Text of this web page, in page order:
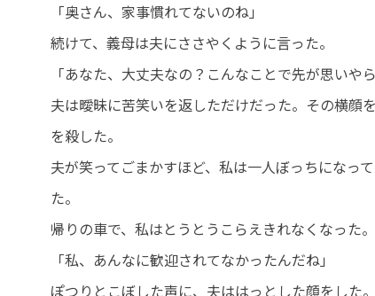
「奥さん、家事慣れてないのね」
続けて、義母は夫にささやくように言った。
「あなた、大丈夫なの？こんなことで先が思いや
夫は曖昧に苦笑いを返しただけだった。その横顔
を殺した。
夫が笑ってごまかすほど、私は一人ぼっちになっ
た。
帰りの車で、私はとうとうこらえきれなくなった。
「私、あんなに歓迎されてなかったんだね」
ぽつりとこぼした声に、夫ははっとした顔をした。